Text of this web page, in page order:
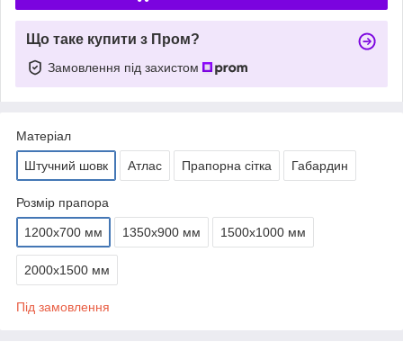
Що таке купити з Пром?
Замовлення під захистом
Матеріал
Штучний шовк Атлас Прапорна сітка Габардин
Розмір прапора
1200х700 мм 1350х900 мм 1500х1000 мм
2000х1500 мм
Під замовлення